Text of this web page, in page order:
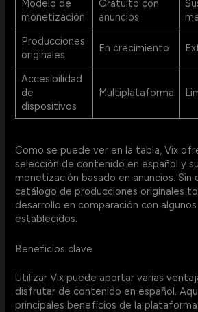
Modelo de
monetización
Gratuito con
anuncios
Producciones
originales
En crecimiento
Accesibilidad
de
dispositivos
Multiplataforma
Como se puede ver en la tabla, Vix
selección de contenido en español y
monetización basado en anuncios. Sin
catálogo de producciones originales
desarrollo en comparación con
establecidos.
Beneficios clave
Utilizar Vix puede aportar varias
disfrutar de contenido en español.
principales beneficios de la plataforma: